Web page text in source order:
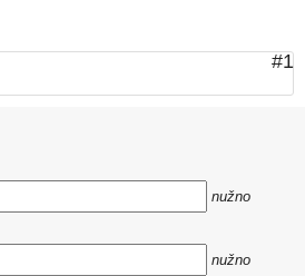
#1
nužno
nužno